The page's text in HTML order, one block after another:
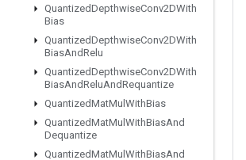
QuantizedDepthwiseConv2DWith
Bias
QuantizedDepthwiseConv2DWith
BiasAndRelu
QuantizedDepthwiseConv2DWith
BiasAndReluAndRequantize
QuantizedMatMul WithBias
QuantizedMatMul WithBiasAnd
Dequantize
QuantizedMatMul WithBiasAnd